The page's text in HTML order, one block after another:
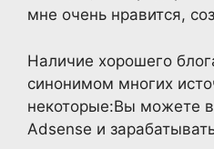
мне очень нравится,
Наличие хорошего
синонимом многих
некоторые:Вы можете
Adsense и